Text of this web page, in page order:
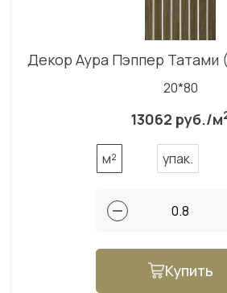
Декор Аура Пэппер Татами
20*80
13062 руб./м
м² упак.
Купить